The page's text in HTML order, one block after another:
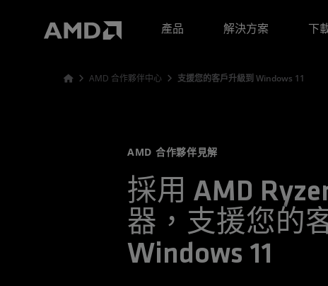
產品
解決方案 下
AMD 合作夥伴中心 支援您的客戶升級到 Windows 11
AMD 合作夥伴見解
採用 AMD
器，支援您的
Windows 11